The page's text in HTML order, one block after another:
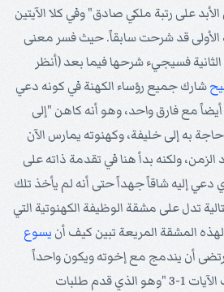
على رتبة ملكي صادق" وفي كلا الآيتين
الأولى قد شرحت سابقاً. حيث فسر معنى
الثانية فسيجيء شرحها فيما بعد (أنظر
شارك جميع رؤساء الكهنة في كونه دعي
مع فارق واحد، وهو أنه كاهن "إلى
حاجة به إلى خليفة، وكهنوته يمارس الآن
الزمن، ولكنه بدأ هنا في تقدمة ذاته على
دعي إليه شاقاً جهداً حتى أنه لم يأخذ تلك
تدل على مشقة الوظيفة الكهنوتية التي
لهذه المشقة المريعة تبين كيف أن يسوع
أن يندمج مع إخوته ويكون واحداً
منهم، مكملاً بذلك مطالب الآيات 1-3 "وهو الذي قدم طلبات